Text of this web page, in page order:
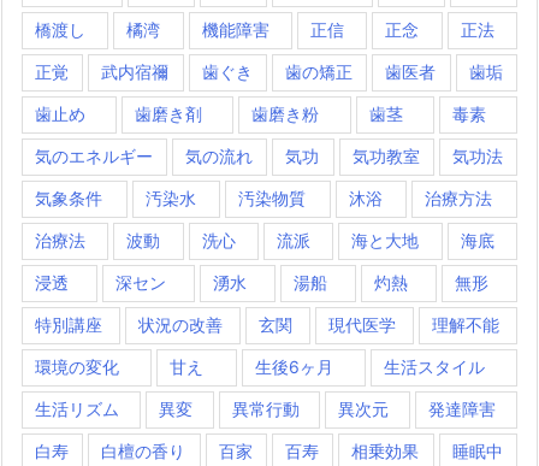
橋渡し 橘湾 機能障害 正信 正念 正法
正覚 武内宿禰 歯ぐき 歯の矯正 歯医者 歯垢
歯止め 歯磨き剤 歯磨き粉 歯茎 毒素
気のエネルギー 気の流れ 気功 気功教室 気功法
気象条件 汚染水 汚染物質 沐浴 治療方法
治療法 波動 洗心 流派 海と大地 海底
浸透 深セン 湧水 湯船 灼熱 無形
特別講座 状況の改善 玄関 現代医学 理解不能
環境の変化 甘え 生後6ヶ月 生活スタイル
生活リズム 異変 異常行動 異次元 発達障害
白寿 白檀の香り 百家 百寿 相乗効果 睡眠中